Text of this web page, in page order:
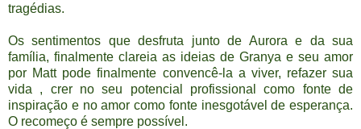
tragédias.
Os sentimentos que desfruta junto de Aurora e da sua
família, finalmente clareia as ideias de Granya e seu amor
por Matt pode finalmente convencê-la a viver, refazer sua
vida , crer no seu potencial profissional como fonte de
inspiração e no amor como fonte inesgotável de esperança.
O recomeço é sempre possível.